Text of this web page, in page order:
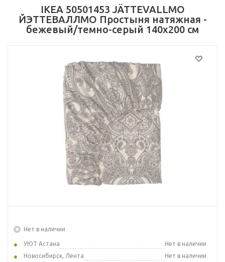
IKEA 50501453 JÄTTEVALLMO
ЙЭТТЕВАЛЛМО Простыня натяжная -
бежевый/темно-серый 140x200 см
Нет в наличии
УЮТ Астана
Нет в наличии
Новосибирск, Лента
Нет в наличии